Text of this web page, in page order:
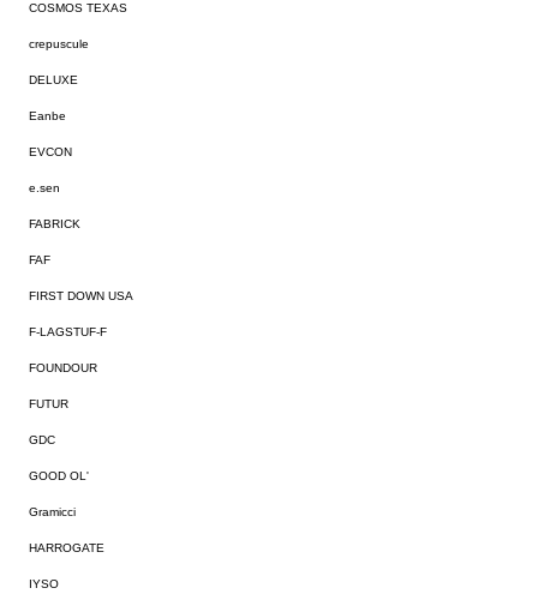
COSMOS TEXAS
crepuscule
DELUXE
Eanbe
EVCON
e.sen
FABRICK
FAF
FIRST DOWN USA
F-LAGSTUF-F
FOUNDOUR
FUTUR
GDC
GOOD OL'
Gramicci
HARROGATE
IYSO